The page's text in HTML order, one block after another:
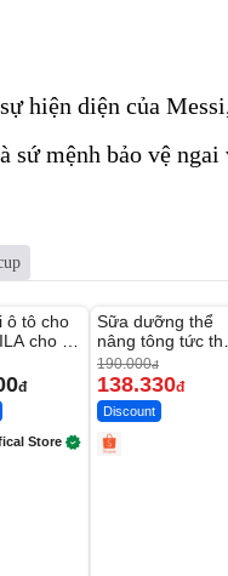
hiện diện của
sứ mệnh bảo vệ ngai
ô tô cho
cho bé
đ
Store
-27%
Sữa dưỡng thể
nâng tông tức thì
Vaseline Body
190.000đ
138.330đ
Discount